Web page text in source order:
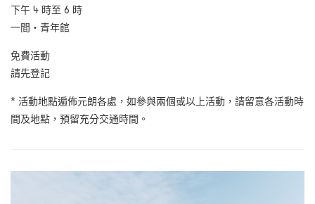
下午 4 時至 6 時
一間・青年館
免費活動
請先登記
* 活動地點遍佈元朗各處，如參與兩個或以上活動，請留意各活動時
間及地點，預留充分交通時間。